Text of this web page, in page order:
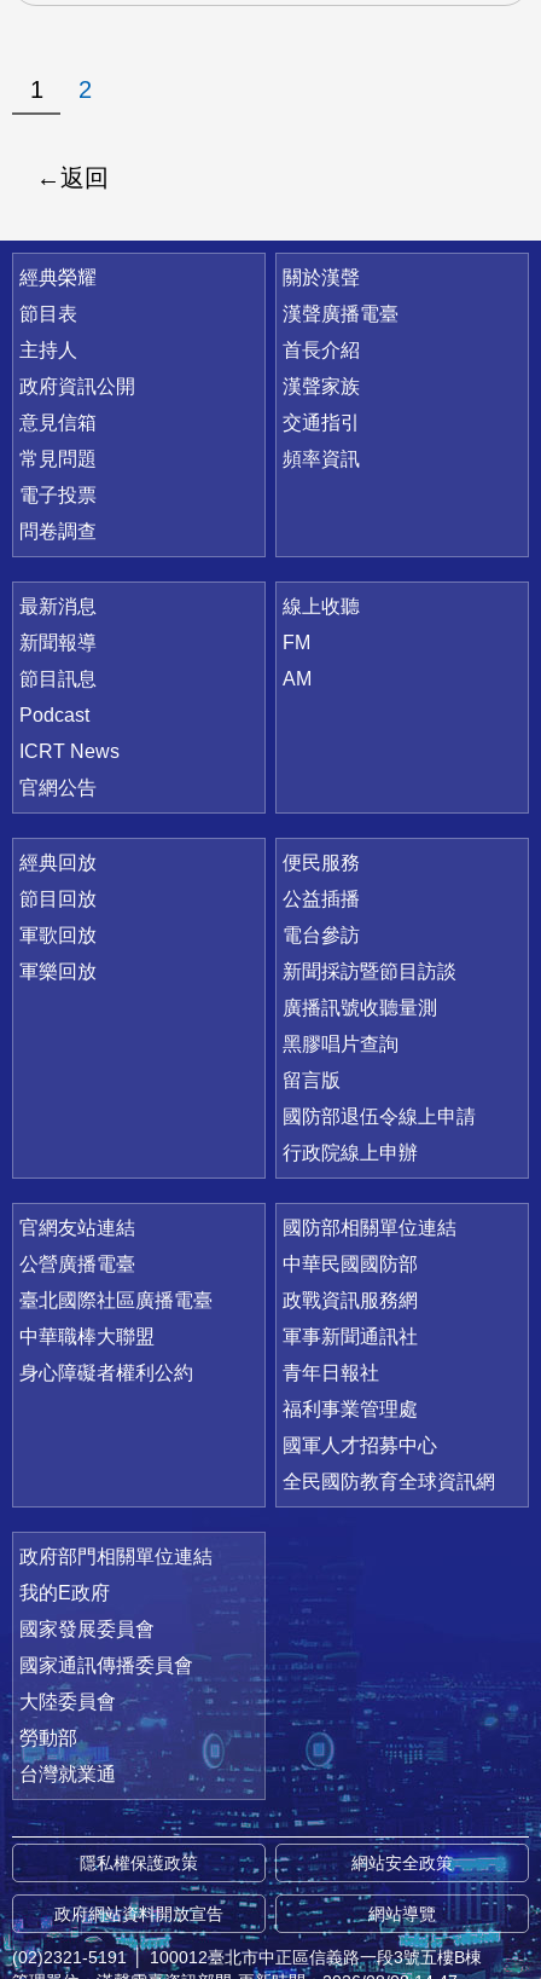
1 2
返回
快速連結
經典榮耀
節目表
主持人
政府資訊公開
意見信箱
常見問題
電子投票
問卷調查
關於漢聲
漢聲廣播電臺
首長介紹
漢聲家族
交通指引
頻率資訊
最新消息
新聞報導
節目訊息
Podcast
ICRT News
官網公告
線上收聽
FM
AM
經典回放
節目回放
軍歌回放
軍樂回放
便民服務
公益插播
電台參訪
新聞採訪暨節目訪談
廣播訊號收聽量測
黑膠唱片查詢
留言版
國防部退伍令線上申請
行政院線上申辦
官網友站連結
公營廣播電臺
臺北國際社區廣播電臺
中華職棒大聯盟
身心障礙者權利公約
國防部相關單位連結
中華民國國防部
政戰資訊服務網
軍事新聞通訊社
青年日報社
福利事業管理處
國軍人才招募中心
全民國防教育全球資訊網
政府部門相關單位連結
我的E政府
國家發展委員會
國家通訊傳播委員會
大陸委員會
勞動部
台灣就業通
隱私權保護政策 網站安全政策
政府網站資料開放宣告 網站導覽
(02)2321-5191 │ 100012臺北市中正區信義路一段3號五樓B棟